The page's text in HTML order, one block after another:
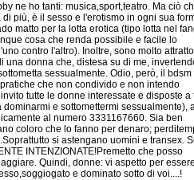
ne ho tanti: musica,sport,teatro. Ma ciò
di più, è il sesso e l'erotismo in ogni sua
matto per la lotta erotica (tipo lotta nel
cosa che renda possibile e facile lo
contro l'altro). Inoltre, sono molto
una donna che, distesa su di me,
sessualmente. Odio, però, il bdsm
che non condivido e non intendo
tutte le donne interessate e disposte a
e sottomettermi sessualmente),
al numero 3331167660. Sia ben
coloro che lo fanno per denaro;
si astengano uomini e transex.
INTENZIONATE!Premetto che posso
Quindi, donne: vi aspetto per
e dominato sotto di voi....!